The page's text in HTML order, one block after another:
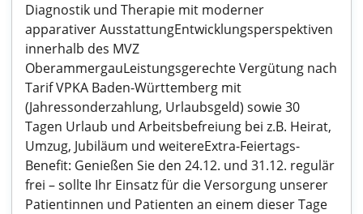
Diagnostik und Therapie mit moderner
apparativer AusstattungEntwicklungsperspektiven
innerhalb des MVZ
OberammergauLeistungsgerechte Vergütung nach
Tarif VPKA Baden-Württemberg mit
(Jahressonderzahlung, Urlaubsgeld) sowie 30
Tagen Urlaub und Arbeitsbefreiung bei z.B. Heirat,
Umzug, Jubiläum und weitereExtra-Feiertags-
Benefit: Genießen Sie den 24.12. und 31.12. regulär
frei – sollte Ihr Einsatz für die Versorgung unserer
Patientinnen und Patienten an einem dieser Tage